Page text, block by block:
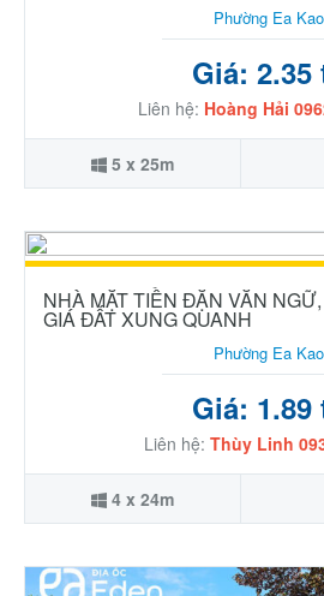
Phường Ea Kao
Giá: 2.35
Liên hệ: Hoàng Hải
5 x 25m
NHÀ MẶT TIỀN ĐẶN VĂN
GIÁ ĐẤT XUNG QUANH
Phường Ea Kao
Giá: 1.89
Liên hệ: Thùy Linh
4 x 24m